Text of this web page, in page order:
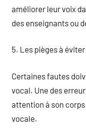
améliorer leur voix
des enseignants ou
5. Les pièges à
Certaines fautes
vocal. Une des
attention à son corps
vocale.